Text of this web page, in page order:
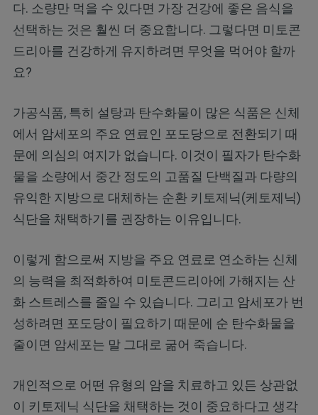
다. 소량만 먹을 수 있다면 가장 건강에 좋은 음식을
선택하는 것은 훨씬 더 중요합니다. 그렇다면 미토콘
드리아를 건강하게 유지하려면 무엇을 먹어야 할까
요?
가공식품, 특히 설탕과 탄수화물이 많은 식품은 신체
에서 암세포의 주요 연료인 포도당으로 전환되기 때
문에 의심의 여지가 없습니다. 이것이 필자가 탄수화
물을 소량에서 중간 정도의 고품질 단백질과 다량의
유익한 지방으로 대체하는 순환 키토제닉(케토제닉)
식단을 채택하기를 권장하는 이유입니다.
이렇게 함으로써 지방을 주요 연료로 연소하는 신체
의 능력을 최적화하여 미토콘드리아에 가해지는 산
화 스트레스를 줄일 수 있습니다. 그리고 암세포가 번
성하려면 포도당이 필요하기 때문에 순 탄수화물을
줄이면 암세포는 말 그대로 굶어 죽습니다.
개인적으로 어떤 유형의 암을 치료하고 있든 상관없
이 키토제닉 식단을 채택하는 것이 중요하다고 생각